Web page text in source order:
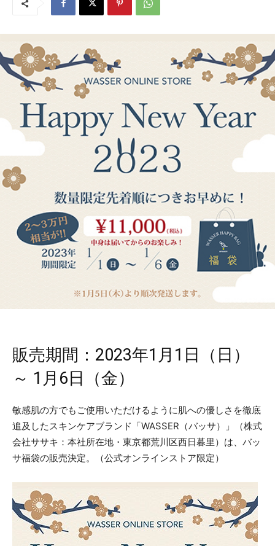
販売期間：2023年1月1日（日）
～ 1月6日（金）
敏感肌の方でもご使用いただけるように肌への優しさを徹底
追及したスキンケアブランド「WASSER（バッサ）」（株式
会社ササキ：本社所在地・東京都荒川区西日暮里）は、バッ
サ福袋の販売決定。（公式オンラインストア限定）